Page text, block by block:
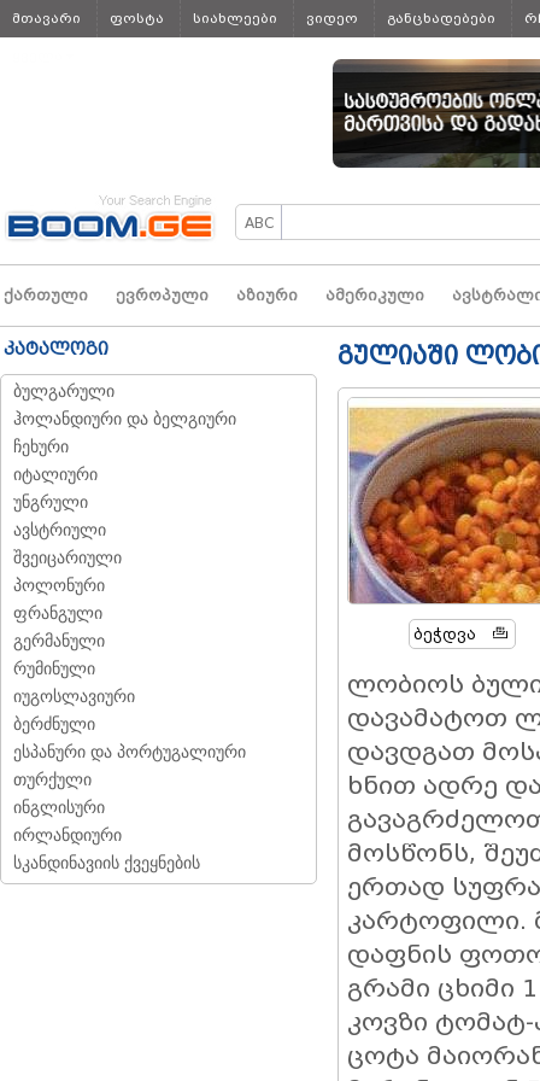
მთავარი ფოსტა სიახლეები ვიდეო განცხადებები
ქართული ევროპული აზიური ამერიკული
კატალოგი
ბულგარული
ჰოლანდიური და ბელგიური
ჩეხური
იტალიური
უნგრული
ავსტრიული
შვეიცარიული
პოლონური
ფრანგული
გერმანული
რუმინული
იუგოსლავიური
ბერძნული
ესპანური და პორტუგალიური
თურქული
ინგლისური
ირლანდიური
სკანდინავიის ქვეყნების
გულიაში
Ბეჭდვა
ლობიოს
დავამატოთ
დავდგათ
ხნით ადრე
მოსწონს,
ერთად
კარტოფილი.
დაფნის
გრამი ცხიმი
კოვზი ტომატ-
ცოტა